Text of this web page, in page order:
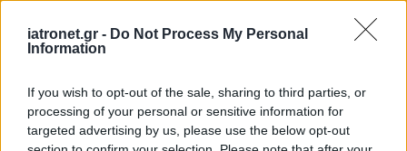
iatronet.gr - Do Not Process My Personal
Information
If you wish to opt-out of the sale, sharing to third parties, or
processing of your personal or sensitive information for
targeted advertising by us, please use the below opt-out
δυσλειτουργία
Προσθέστε το iatronet.gr στο Discover